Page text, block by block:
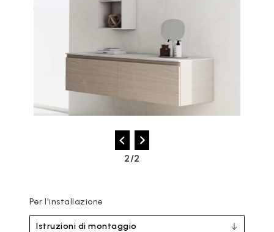
2/2
Per l'installazione
Istruzioni di montaggio